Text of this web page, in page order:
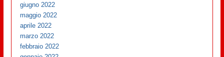
giugno 2022
maggio 2022
aprile 2022
marzo 2022
febbraio 2022